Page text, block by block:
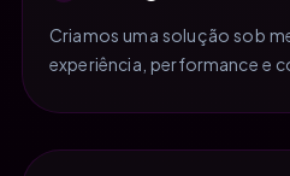
Criamos uma solução sob
experiência, performance e